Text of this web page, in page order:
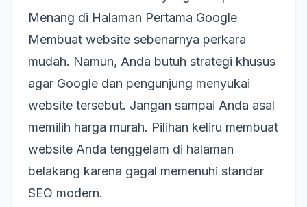
Menang di Halaman Pertama Google
Membuat website sebenarnya perkara
mudah. Namun, Anda butuh strategi khusus
agar Google dan pengunjung menyukai
website tersebut. Jangan sampai Anda asal
memilih harga murah. Pilihan keliru membuat
website Anda tenggelam di halaman
belakang karena gagal memenuhi standar
SEO modern.